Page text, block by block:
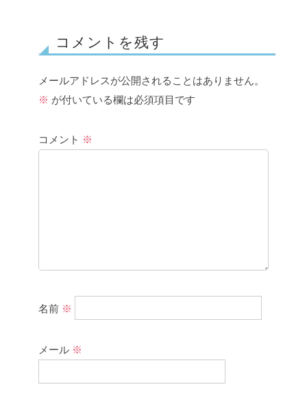
コメントを残す
メールアドレスが公開されることはありません。
※ が付いている欄は必須項目です
コメント ※
名前 ※
メール ※